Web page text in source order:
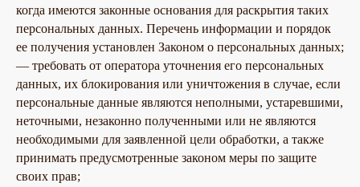
когда имеются законные основания для раскрытия таких
персональных данных. Перечень информации и порядок
ее получения установлен Законом о персональных данных;
— требовать от оператора уточнения его персональных
данных, их блокирования или уничтожения в случае, если
персональные данные являются неполными, устаревшими,
неточными, незаконно полученными или не являются
необходимыми для заявленной цели обработки, а также
принимать предусмотренные законом меры по защите
своих прав;